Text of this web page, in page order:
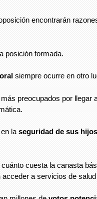
encontrarán
posición formada.
siempre ocurre en otro
preocupados por llegar
la seguridad de sus
cuesta la canasta
a servicios de